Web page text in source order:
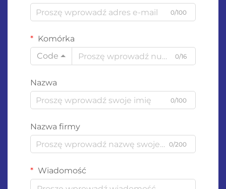
0/100
Komórka
Code
0/16
Nazwa
0/100
Nazwa firmy
0/200
Wiadomość